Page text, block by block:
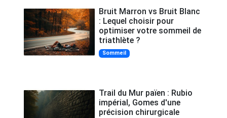
Bruit Marron vs Bruit Blanc
: Lequel choisir pour
optimiser votre sommeil de
triathlète ?
Sommeil
Trail du Mur païen : Rubio
impérial, Gomes d'une
précision chirurgicale